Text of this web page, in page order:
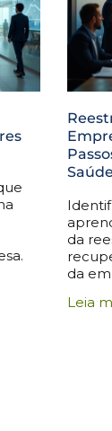
da
da
Leia